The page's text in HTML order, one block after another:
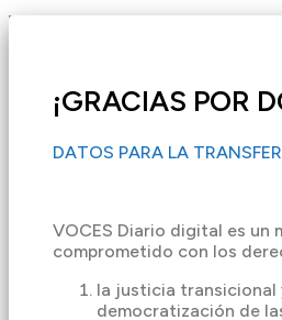
¡GRACIAS POR
DATOS PARA LA
VOCES Diario digital es un
comprometido con los
la justicia transicional
democratización de